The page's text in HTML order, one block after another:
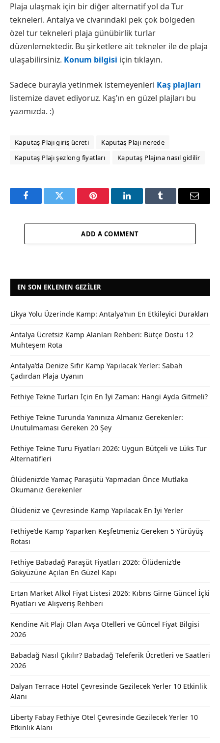
Plaja ulaşmak için bir diğer alternatif yol da Tur
tekneleri. Antalya ve civarındaki pek çok bölgeden
özel tur tekneleri plaja günübirlik turlar
düzenlemektedir. Bu şirketlere ait tekneler ile de plaja
ulaşabilirsiniz. Konum bilgisi için tıklayın.
Sadece burayla yetinmek istemeyenleri Kaş plajları
listemize davet ediyoruz. Kaş’ın en güzel plajları bu
yazımızda. :)
Kaputaş Plajı giriş ücreti
Kaputaş Plajı nerede
Kaputaş Plajı şezlong fiyatları
Kaputaş Plajına nasıl gidilir
FacebookTwitter Pinterest LinkedInTumblr Email
ADD A COMMENT
EN SON EKLENEN GEZILER
Likya Yolu Üzerinde Kamp: Antalya’nın En Etkileyici Durakları
Antalya Ücretsiz Kamp Alanları Rehberi: Bütçe Dostu 12
Muhteşem Rota
Antalya’da Denize Sıfır Kamp Yapılacak Yerler: Sabah
Çadırdan Plaja Uyanın
Fethiye Tekne Turları İçin En İyi Zaman: Hangi Ayda Gitmeli?
Fethiye Tekne Turunda Yanınıza Almanız Gerekenler:
Unutulmaması Gereken 20 Şey
Fethiye Tekne Turu Fiyatları 2026: Uygun Bütçeli ve Lüks Tur
Alternatifleri
Ölüdeniz’de Yamaç Paraşütü Yapmadan Önce Mutlaka
Okumanız Gerekenler
Ölüdeniz ve Çevresinde Kamp Yapılacak En İyi Yerler
Fethiye’de Kamp Yaparken Keşfetmeniz Gereken 5 Yürüyüş
Rotası
Fethiye Babadağ Paraşüt Fiyatları 2026: Ölüdeniz’de
Gökyüzüne Açılan En Güzel Kapı
Ertan Market Alkol Fiyat Listesi 2026: Kıbrıs Girne Güncel İçki
Fiyatları ve Alışveriş Rehberi
Kendine Ait Plajı Olan Avşa Otelleri ve Güncel Fiyat Bilgisi
2026
Babadağ Nasıl Çıkılır? Babadağ Teleferik Ücretleri ve Saatleri
2026
Dalyan Terrace Hotel Çevresinde Gezilecek Yerler 10 Etkinlik
Alanı
Liberty Fabay Fethiye Otel Çevresinde Gezilecek Yerler 10
Etkinlik Alanı